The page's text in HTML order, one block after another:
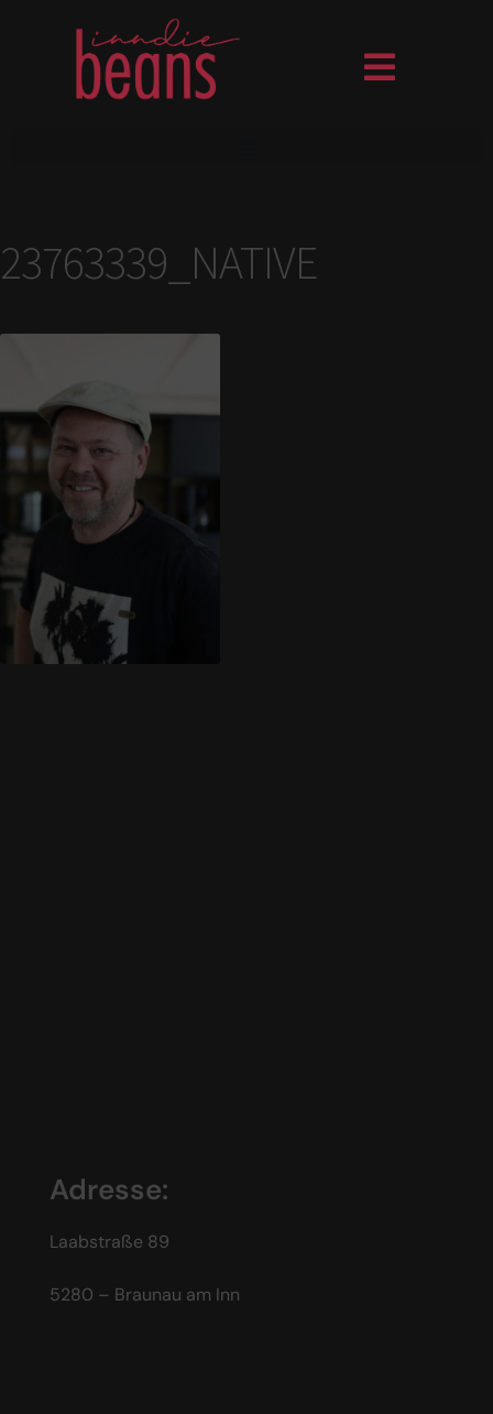
23763339_NATIVE
Adresse:
Laabstraße 89
5280 – Braunau am Inn